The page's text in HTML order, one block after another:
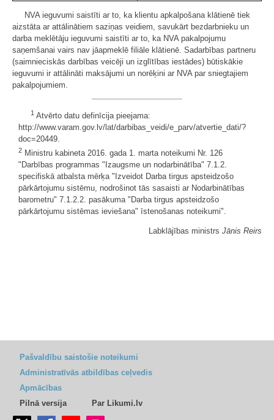
NVA ieguvumi saistīti ar to, ka klientu apkalpošana klātienē tiek
aizstāta ar attālinātiem saziņas veidiem, savukārt bezdarbnieku un
darba meklētāju ieguvumi saistīti ar to, ka NVA pakalpojumu
saņemšanai vairs nav jāapmeklē filiāle klātienē. Sadarbības partneru
(saimnieciskās darbības veicēji un izglītības iestādes) būtiskākie
ieguvumi ir attālināti maksājumi un norēķini ar NVA par sniegtajiem
pakalpojumiem.
1 Atvērto datu definīcija pieejama:
http://www.varam.gov.lv/lat/darbibas_veidi/e_parv/atvertie_dati/?
doc=20449.
2 Ministru kabineta 2016. gada 1. marta noteikumi Nr. 126
"Darbības programmas "Izaugsme un nodarbinātība" 7.1.2.
specifiskā atbalsta mērķa "Izveidot Darba tirgus apsteidzošo
pārkārtojumu sistēmu, nodrošinot tās sasaisti ar Nodarbinātības
barometru" 7.1.2.2. pasākuma "Darba tirgus apsteidzošo
pārkārtojumu sistēmas ieviešana" īstenošanas noteikumi".
Labklājības ministrs Jānis Reirs
Pašvaldību saistošie noteikumi
Administratīvās atbildības ceļvedis
Apmācības
Pilnā versija
Par Likumi.lv